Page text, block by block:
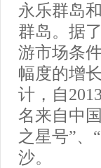
永乐群岛
群岛。据
游市场条
幅度的增
计，自
名来自中
之星号”、
沙。